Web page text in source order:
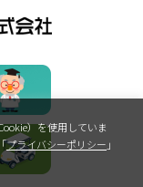
）を使用していま
プライバシーポリシー 」